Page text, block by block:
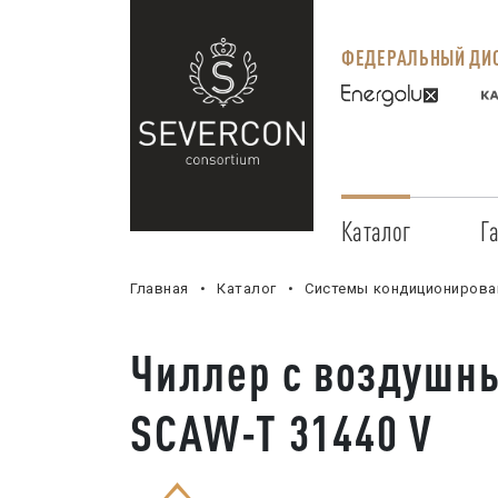
ФЕДЕРАЛЬНЫЙ
Каталог
Главная Каталог Системы
Чиллер с
SCAW-T 31440 V